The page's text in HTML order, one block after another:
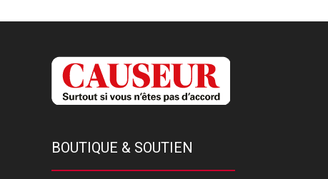
BOUTIQUE & SOUTIEN